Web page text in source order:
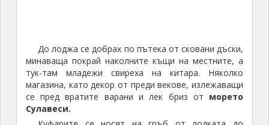
До лоджа се добрах по пътека от сковани дъски,
минаваща покрай наколните къщи на местните, а
тук-там младежи свиреха на китара. Няколко
магазина, като декор от преди векове, излежаващи
се пред вратите варани и лек бриз от морето
Сулавеси.